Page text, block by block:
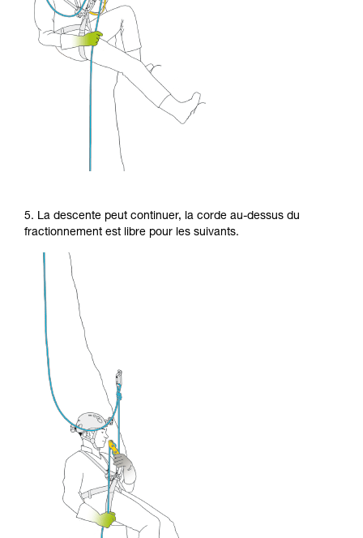
5. La descente peut continuer, la corde au-dessus du
fractionnement est libre pour les suivants.